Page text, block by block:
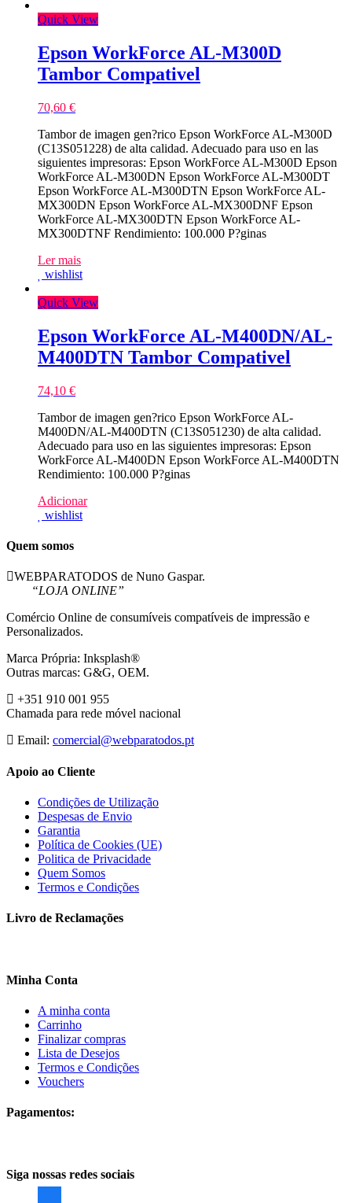
Quick View
Epson WorkForce AL-M300D
Tambor Compativel
70,60 €
Tambor de imagen gen?rico Epson WorkForce AL-M300D
(C13S051228) de alta calidad. Adecuado para uso en las
siguientes impresoras: Epson WorkForce AL-M300D Epson
WorkForce AL-M300DN Epson WorkForce AL-M300DT
Epson WorkForce AL-M300DTN Epson WorkForce AL-
MX300DN Epson WorkForce AL-MX300DNF Epson
WorkForce AL-MX300DTN Epson WorkForce AL-
MX300DTNF Rendimiento: 100.000 P?ginas
Ler mais
wishlist
Quick View
Epson WorkForce AL-M400DN/AL-
M400DTN Tambor Compativel
74,10 €
Tambor de imagen gen?rico Epson WorkForce AL-
M400DN/AL-M400DTN (C13S051230) de alta calidad.
Adecuado para uso en las siguientes impresoras: Epson
WorkForce AL-M400DN Epson WorkForce AL-M400DTN
Rendimiento: 100.000 P?ginas
Adicionar
wishlist
Quem somos
WEBPARATODOS de Nuno Gaspar.
“LOJA ONLINE”
Comércio Online de consumíveis compatíveis de impressão e
Personalizados.
Marca Própria: Inksplash®
Outras marcas: G&G, OEM.
+351 910 001 955
Chamada para rede móvel nacional
Email: comercial@webparatodos.pt
Apoio ao Cliente
Condições de Utilização
Despesas de Envio
Garantia
Política de Cookies (UE)
Politica de Privacidade
Quem Somos
Termos e Condições
Livro de Reclamações
Minha Conta
A minha conta
Carrinho
Finalizar compras
Lista de Desejos
Termos e Condições
Vouchers
Pagamentos:
Siga nossas redes sociais